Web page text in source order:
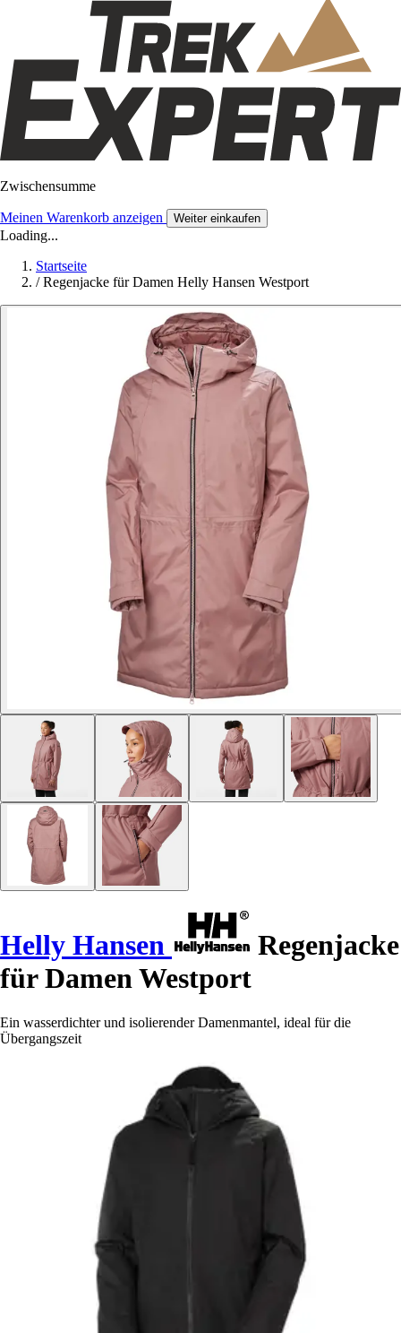
Zwischensumme
Meinen Warenkorb anzeigen Weiter einkaufen
Loading...
Startseite
/ Regenjacke für Damen Helly Hansen Westport
Helly Hansen
Regenjacke
für Damen Westport
Ein wasserdichter und isolierender Damenmantel, ideal für die
Übergangszeit